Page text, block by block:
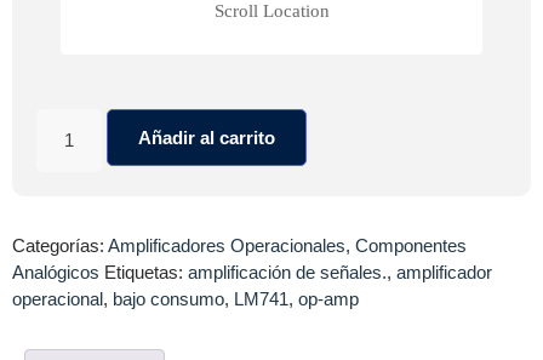
Scroll Location
Añadir al carrito
Categorías: Amplificadores Operacionales, Componentes
Analógicos Etiquetas: amplificación de señales., amplificador
operacional, bajo consumo, LM741, op-amp